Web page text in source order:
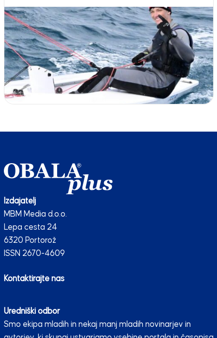
Izdajatelj
MBM Media d.o.o.
Lepa cesta 24
6320 Portorož
ISSN 2670-4609
Kontaktirajte nas
Uredniški odbor
Smo ekipa mladih in nekaj manj mladih novinarjev in